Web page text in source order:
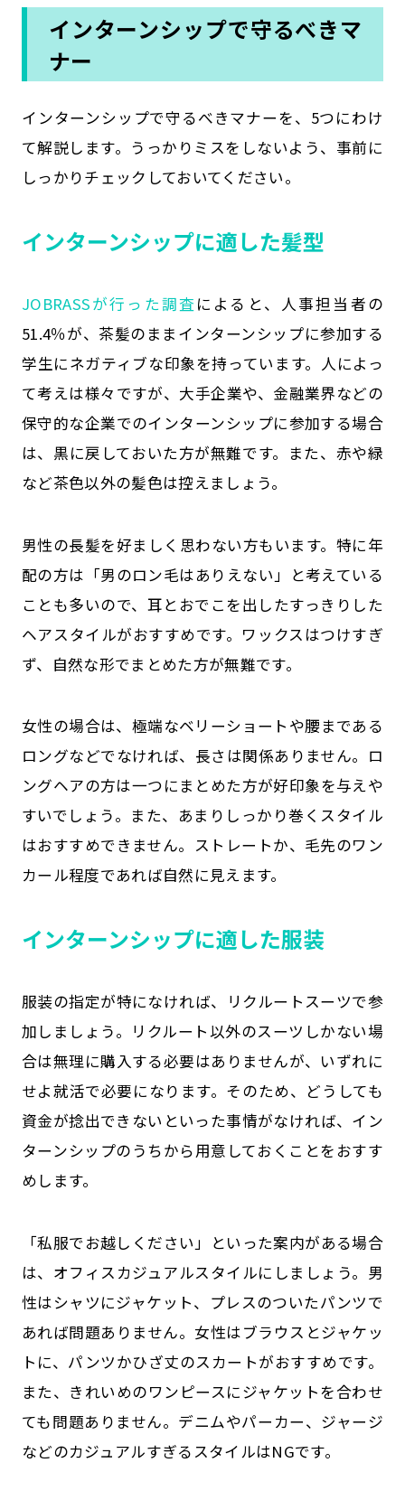
インターンシップで守るべきマ
ナー
インターンシップで守るべきマナーを、5つにわけ
て解説します。うっかりミスをしないよう、事前に
しっかりチェックしておいてください。
インターンシップに適した髪型
JOBRASSが行った調査によると、人事担当者の
51.4％が、茶髪のままインターンシップに参加する
学生にネガティブな印象を持っています。人によっ
て考えは様々ですが、大手企業や、金融業界などの
保守的な企業でのインターンシップに参加する場合
は、黒に戻しておいた方が無難です。また、赤や緑
など茶色以外の髪色は控えましょう。
男性の長髪を好ましく思わない方もいます。特に年
配の方は「男のロン毛はありえない」と考えている
ことも多いので、耳とおでこを出したすっきりした
ヘアスタイルがおすすめです。ワックスはつけすぎ
ず、自然な形でまとめた方が無難です。
女性の場合は、極端なベリーショートや腰まである
ロングなどでなければ、長さは関係ありません。ロ
ングヘアの方は一つにまとめた方が好印象を与えや
すいでしょう。また、あまりしっかり巻くスタイル
はおすすめできません。ストレートか、毛先のワン
カール程度であれば自然に見えます。
インターンシップに適した服装
服装の指定が特になければ、リクルートスーツで参
加しましょう。リクルート以外のスーツしかない場
合は無理に購入する必要はありませんが、いずれに
せよ就活で必要になります。そのため、どうしても
資金が捻出できないといった事情がなければ、イン
ターンシップのうちから用意しておくことをおすす
めします。
「私服でお越しください」といった案内がある場合
は、オフィスカジュアルスタイルにしましょう。男
性はシャツにジャケット、プレスのついたパンツで
あれば問題ありません。女性はブラウスとジャケッ
トに、パンツかひざ丈のスカートがおすすめです。
また、きれいめのワンピースにジャケットを合わせ
ても問題ありません。デニムやパーカー、ジャージ
などのカジュアルすぎるスタイルはNGです。